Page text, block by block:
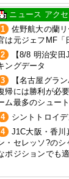
ニュース アク
1
佐野航大の蘭
は元ジェフMF「
2
【8/8 明治安
ングデータ
3
【名古屋グラ
帰には勝利が必
ム最多のシュー
4
シントトロイ
4
J1C大阪・香川
・セレッソ?の
ポジションでも